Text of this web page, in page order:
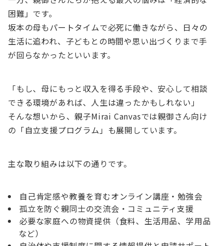
困難」です。
坂本の母もパートタイムで必死に働きながら、日々の
生活に追われ、子どもとの時間や思い出づくりまで手
が回らなかったといいます。
「もし、母にもっと収入を得る手段や、安心して相談
できる環境があれば、人生は違ったかもしれない」
そんな想いから、親子Mirai Canvasでは親御さん向け
の「自立支援プログラム」も展開しています。
主な取り組みは以下の通りです。
自己肯定感や教養を育むオンライン講座・勉強会
孤立を防ぐ親同士の交流会・コミュニティ支援
必要な家庭への物資提供（食料、生活用品、学用品
など）